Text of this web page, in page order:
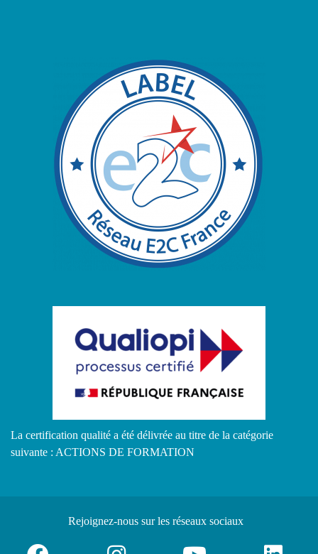
La certification qualité a été délivrée au titre de la catégorie
suivante : ACTIONS DE FORMATION
Rejoignez-nous sur les réseaux sociaux